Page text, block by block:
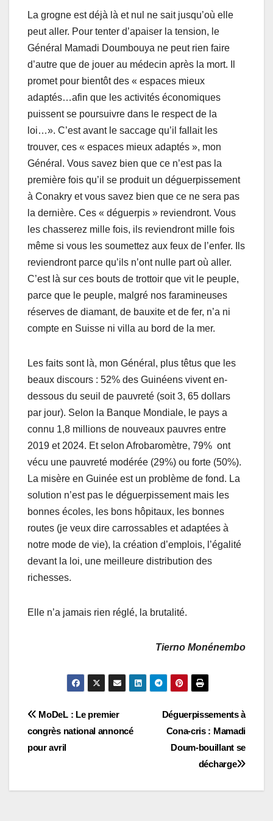
La grogne est déjà là et nul ne sait jusqu’où elle
peut aller. Pour tenter d’apaiser la tension, le
Général Mamadi Doumbouya ne peut rien faire
d’autre que de jouer au médecin après la mort. Il
promet pour bientôt des « espaces mieux
adaptés…afin que les activités économiques
puissent se poursuivre dans le respect de la
loi…». C’est avant le saccage qu’il fallait les
trouver, ces « espaces mieux adaptés », mon
Général. Vous savez bien que ce n’est pas la
première fois qu’il se produit un déguerpissement
à Conakry et vous savez bien que ce ne sera pas
la dernière. Ces « déguerpis » reviendront. Vous
les chasserez mille fois, ils reviendront mille fois
même si vous les soumettez aux feux de l’enfer. Ils
reviendront parce qu’ils n’ont nulle part où aller.
C’est là sur ces bouts de trottoir que vit le peuple,
parce que le peuple, malgré nos faramineuses
réserves de diamant, de bauxite et de fer, n’a ni
compte en Suisse ni villa au bord de la mer.
Les faits sont là, mon Général, plus têtus que les
beaux discours : 52% des Guinéens vivent en-
dessous du seuil de pauvreté (soit 3, 65 dollars
par jour). Selon la Banque Mondiale, le pays a
connu 1,8 millions de nouveaux pauvres entre
2019 et 2024. Et selon Afrobaromètre, 79% ont
vécu une pauvreté modérée (29%) ou forte (50%).
La misère en Guinée est un problème de fond. La
solution n’est pas le déguerpissement mais les
bonnes écoles, les bons hôpitaux, les bonnes
routes (je veux dire carrossables et adaptées à
notre mode de vie), la création d’emplois, l’égalité
devant la loi, une meilleure distribution des
richesses.
Elle n’a jamais rien réglé, la brutalité.
Tierno Monénembo
Navigation
de
Déguerpissements à
Cona-cris : Mamadi
Doum-bouillant se
décharge
MoDeL : Le premier
congrès national annoncé
pour avril